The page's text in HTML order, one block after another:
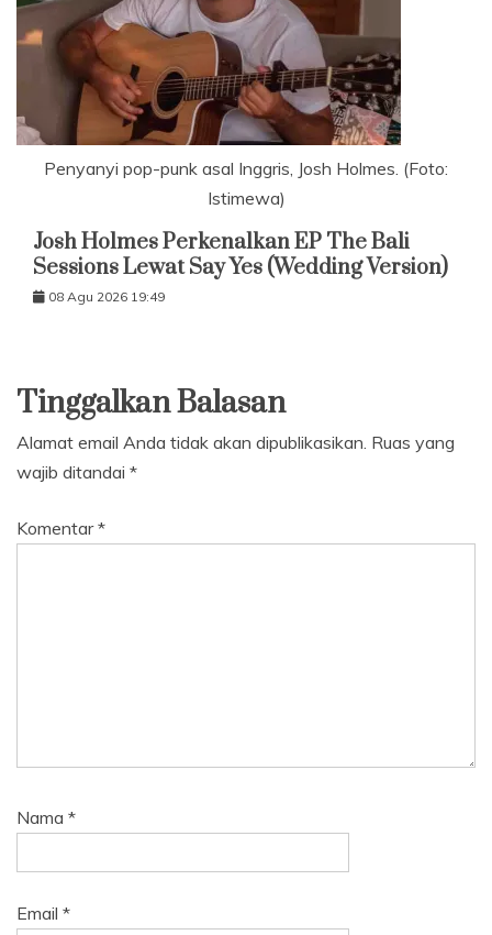
Penyanyi pop-punk asal Inggris, Josh Holmes. (Foto:
Istimewa)
Josh Holmes Perkenalkan EP The Bali
Sessions Lewat Say Yes (Wedding Version)
08 Agu 2026 19:49
Tinggalkan Balasan
Alamat email Anda tidak akan dipublikasikan. Ruas yang
wajib ditandai *
Komentar*
Nama *
Email *